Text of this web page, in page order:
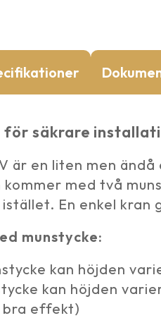
för säkrare
V är en liten men
kommer med två
En enkel
munstycke:
kan höjden
kan höjden
effekt)